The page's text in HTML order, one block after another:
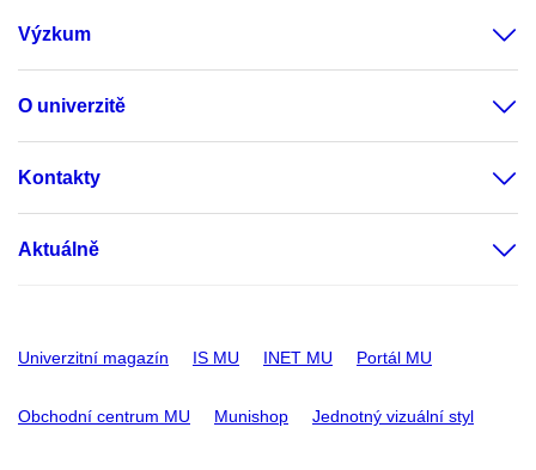
Výzkum
O univerzitě
Kontakty
Aktuálně
Univerzitní magazín IS MU INET MU Portál MU
Obchodní centrum MU Munishop Jednotný vizuální styl